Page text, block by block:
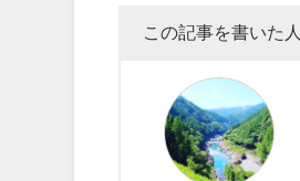
この記事を書いた人